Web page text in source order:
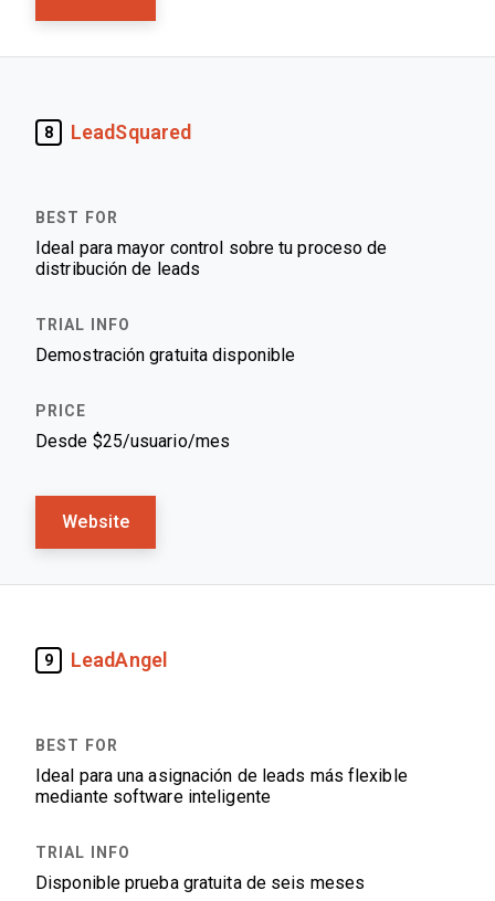
8 LeadSquared
Ideal para mayor control sobre tu proceso de
distribución de leads
Demostración gratuita disponible
Desde $25/usuario/mes
Website
9 LeadAngel
Ideal para una asignación de leads más flexible
mediante software inteligente
Disponible prueba gratuita de seis meses